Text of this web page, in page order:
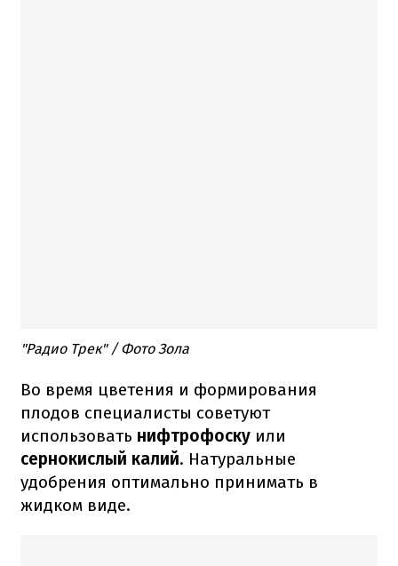
"Радио Трек" / Фото Зола
Во время цветения и формирования
плодов специалисты советуют
использовать нифтрофоску или
сернокислый калий. Натуральные
удобрения оптимально принимать в
жидком виде.